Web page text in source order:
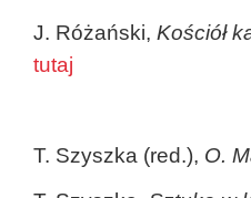
J. Różański, Kościół
tutaj
T. Szyszka (red.), O.